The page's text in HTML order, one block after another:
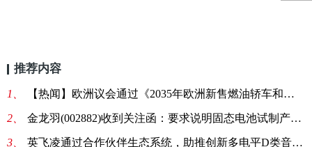
推荐内容
1、 【热闻】欧洲议会通过《2035年欧洲新售燃油轿车和小货车零排放协议》
2、 金龙羽(002882)收到关注函：要求说明固态电池试制产品实际进度|天天快看
3、 英飞凌通过合作伙伴生态系统，助推创新多电平D类音频放大器技术应用:世界快报